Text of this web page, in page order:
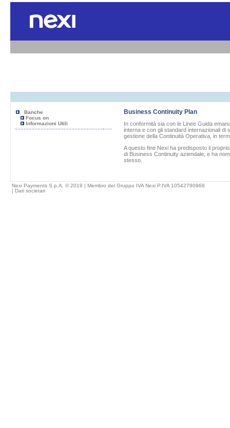
Banche
Focus on
Informazioni Utili
Business Continuity Plan
In conformità sia con le Linee Guida
interna e con gli standard internazionali di
gestione della Continuità Operativa, in
A questo fine Nexi ha predisposto il
di Business Continuity aziendale, e ha
stesso.
Nexi Payments S.p.A. © 2019 | Membro del Gruppo IVA Nexi P.IVA 10542790968
| Dati societari